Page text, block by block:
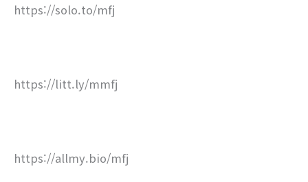
https://solo.to/mfj
https://litt.ly/mmfj
https://allmy.bio/mfj